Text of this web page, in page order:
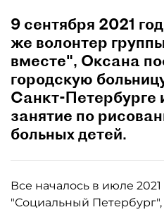
9 сентября 2021
же волонтер
вместе", Оксана
городскую
Санкт-Петербурге
занятие по
больных детей.
Все началось в июле
"Социальный